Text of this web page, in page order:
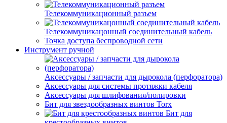
Телекоммуникационный разъем
Телекоммуникацонный соединительный кабель
Точка доступа беспроводной сети
Инструмент ручной
Аксессуары / запчасти для дырокола (перфоратора)
Аксессуары для системы протяжки кабеля
Аксессуары для шлифования/полировки
Бит для звездообразных винтов Torx
Бит для